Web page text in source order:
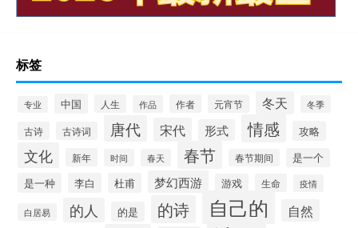
标签
专业 中国 人生 作品 作者 元宵节 冬天 冬季
古诗 古诗词 唐代 宋代 形式 情感 攻略
文化 新年 时间 春天 春节 春节期间 是一个
是一种 李白 杜甫 梦幻西游 游戏 生命 疫情
白居易 的人 的是 的诗 自己的 自然